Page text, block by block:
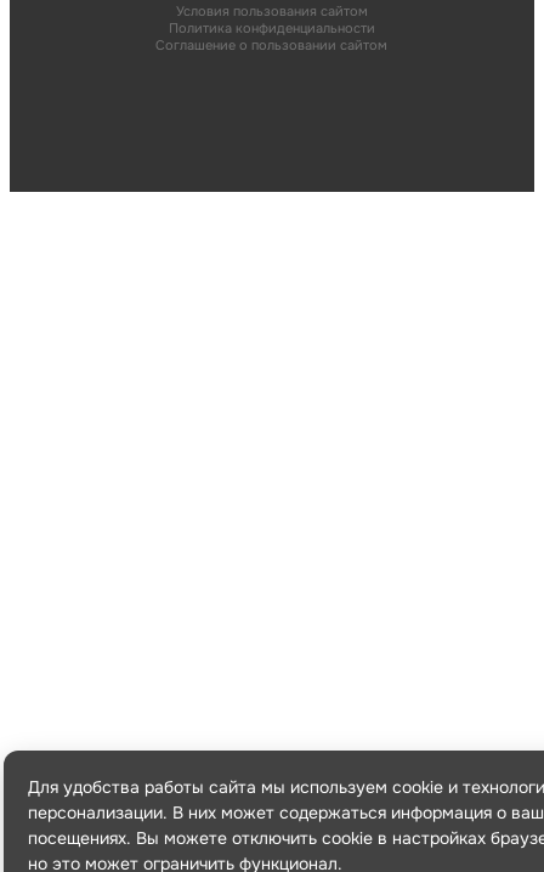
Условия пользования сайтом
Политика конфиденциальности
Соглашение о пользовании сайтом
Для удобства работы сайта мы используем cookie и
персонализации. В них может содержаться информация о
посещениях. Вы можете отключить cookie в настройках
но это может ограничить функционал.